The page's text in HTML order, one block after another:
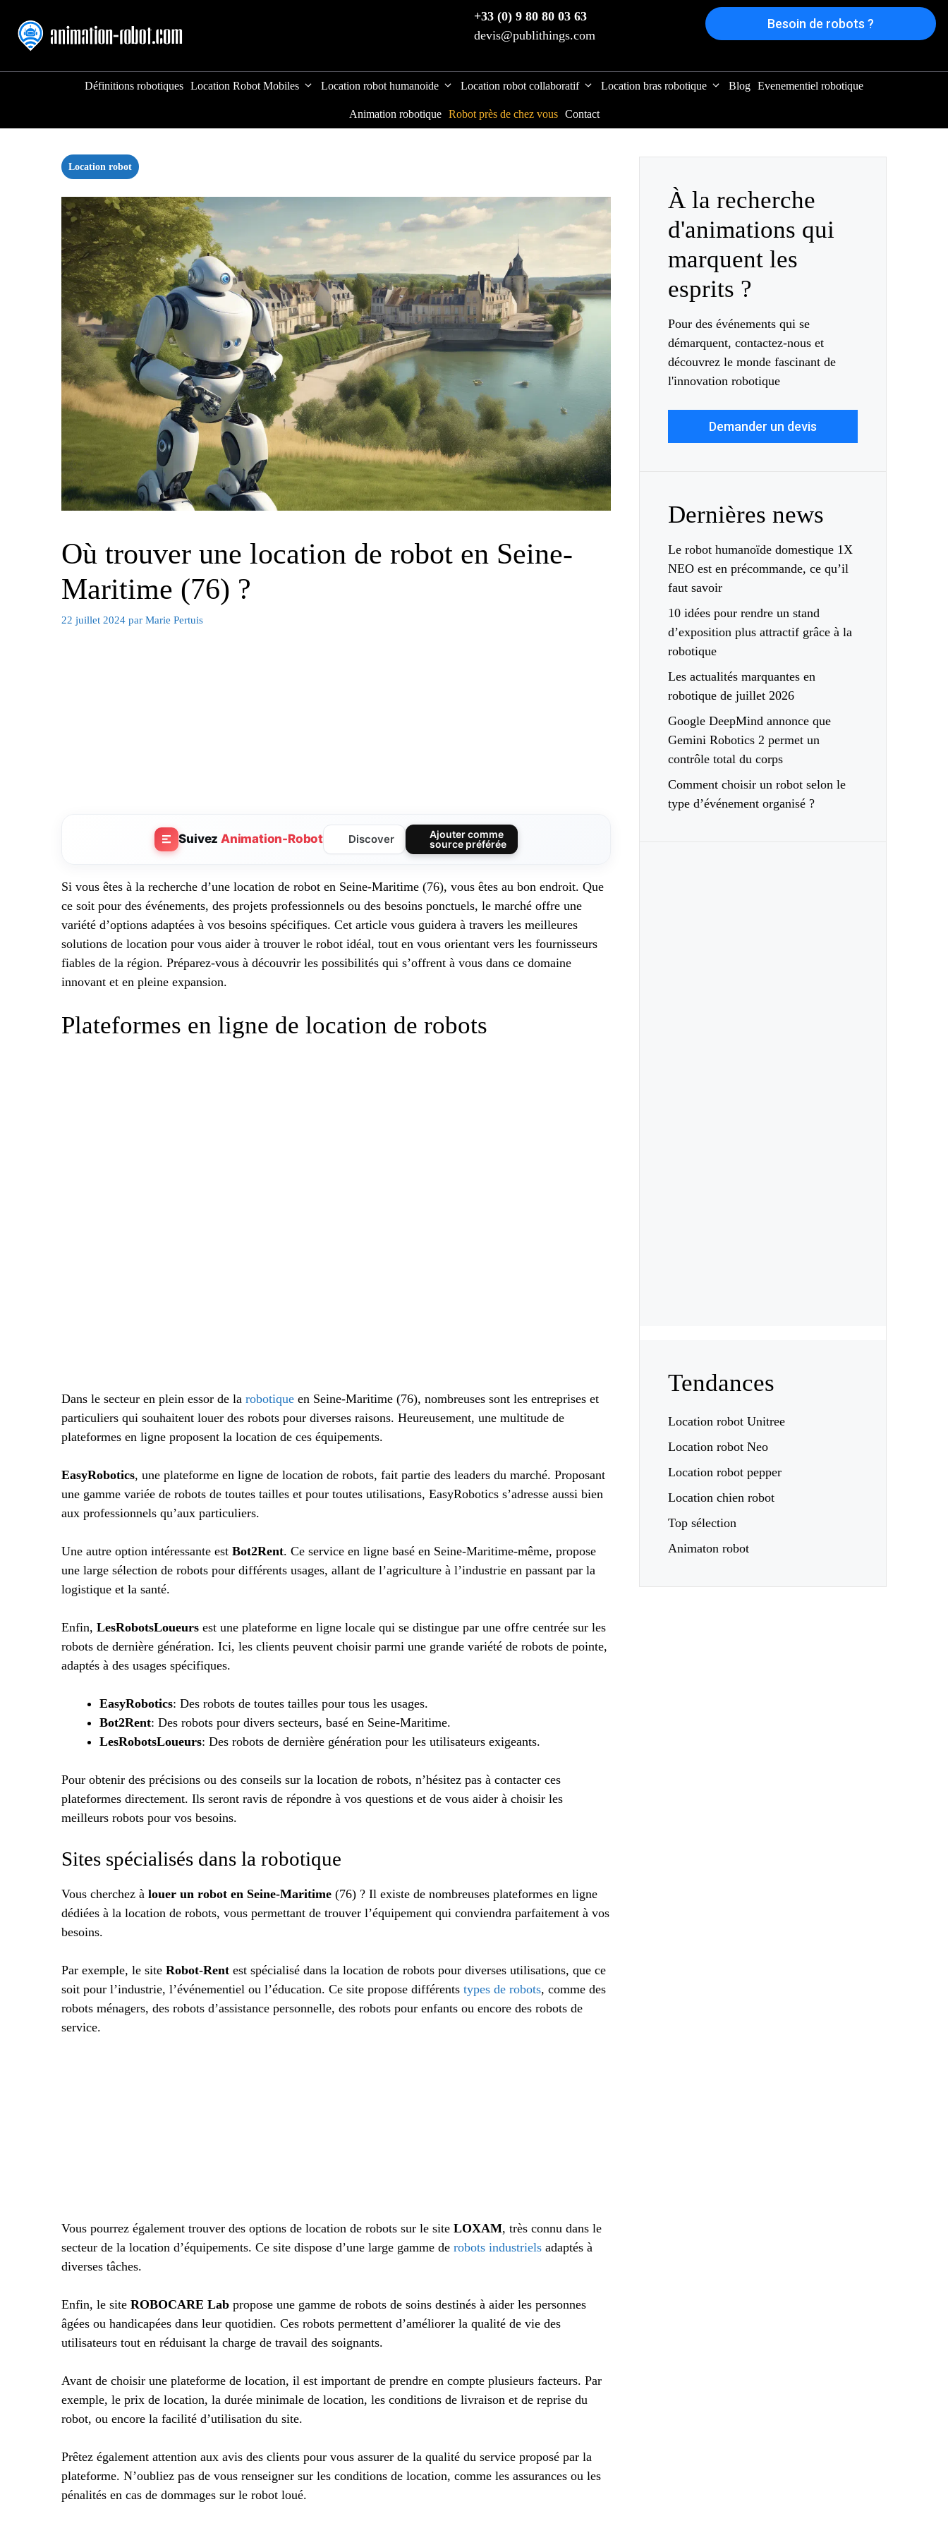
contenu
+33 (0) 9 80 80 03 63
devis@publithings.com
Besoin de robots ?
Définitions robotiques Location Robot Mobiles Location robot humanoide Location robot collaboratif Location bras robotique Blog Evenementiel robotique
Animation robotique Robot près de chez vous Contact
Location robot
Où trouver une location de robot en Seine-
Maritime (76) ?
22 juillet 2024 par Marie Pertuis
SuivezAnimation-Robot Discover
Ajouter comme
source préférée
Si vous êtes à la recherche d’une location de robot en Seine-Maritime (76), vous êtes au bon endroit. Que
ce soit pour des événements, des projets professionnels ou des besoins ponctuels, le marché offre une
variété d’options adaptées à vos besoins spécifiques. Cet article vous guidera à travers les meilleures
solutions de location pour vous aider à trouver le robot idéal, tout en vous orientant vers les fournisseurs
fiables de la région. Préparez-vous à découvrir les possibilités qui s’offrent à vous dans ce domaine
innovant et en pleine expansion.
Plateformes en ligne de location de robots
Dans le secteur en plein essor de la robotique en Seine-Maritime (76), nombreuses sont les entreprises et
particuliers qui souhaitent louer des robots pour diverses raisons. Heureusement, une multitude de
plateformes en ligne proposent la location de ces équipements.
EasyRobotics, une plateforme en ligne de location de robots, fait partie des leaders du marché. Proposant
une gamme variée de robots de toutes tailles et pour toutes utilisations, EasyRobotics s’adresse aussi bien
aux professionnels qu’aux particuliers.
Une autre option intéressante est Bot2Rent. Ce service en ligne basé en Seine-Maritime-même, propose
une large sélection de robots pour différents usages, allant de l’agriculture à l’industrie en passant par la
logistique et la santé.
Enfin, LesRobotsLoueurs est une plateforme en ligne locale qui se distingue par une offre centrée sur les
robots de dernière génération. Ici, les clients peuvent choisir parmi une grande variété de robots de pointe,
adaptés à des usages spécifiques.
EasyRobotics: Des robots de toutes tailles pour tous les usages.
Bot2Rent: Des robots pour divers secteurs, basé en Seine-Maritime.
LesRobotsLoueurs: Des robots de dernière génération pour les utilisateurs exigeants.
Pour obtenir des précisions ou des conseils sur la location de robots, n’hésitez pas à contacter ces
plateformes directement. Ils seront ravis de répondre à vos questions et de vous aider à choisir les
meilleurs robots pour vos besoins.
Sites spécialisés dans la robotique
Vous cherchez à louer un robot en Seine-Maritime (76) ? Il existe de nombreuses plateformes en ligne
dédiées à la location de robots, vous permettant de trouver l’équipement qui conviendra parfaitement à vos
besoins.
Par exemple, le site Robot-Rent est spécialisé dans la location de robots pour diverses utilisations, que ce
soit pour l’industrie, l’événementiel ou l’éducation. Ce site propose différents types de robots, comme des
robots ménagers, des robots d’assistance personnelle, des robots pour enfants ou encore des robots de
service.
Vous pourrez également trouver des options de location de robots sur le site LOXAM, très connu dans le
secteur de la location d’équipements. Ce site dispose d’une large gamme de robots industriels adaptés à
diverses tâches.
Enfin, le site ROBOCARE Lab propose une gamme de robots de soins destinés à aider les personnes
âgées ou handicapées dans leur quotidien. Ces robots permettent d’améliorer la qualité de vie des
utilisateurs tout en réduisant la charge de travail des soignants.
Avant de choisir une plateforme de location, il est important de prendre en compte plusieurs facteurs. Par
exemple, le prix de location, la durée minimale de location, les conditions de livraison et de reprise du
robot, ou encore la facilité d’utilisation du site.
Prêtez également attention aux avis des clients pour vous assurer de la qualité du service proposé par la
plateforme. N’oubliez pas de vous renseigner sur les conditions de location, comme les assurances ou les
pénalités en cas de dommages sur le robot loué.
À la recherche
d'animations qui
marquent les
esprits ?
Pour des événements qui se
démarquent, contactez-nous et
découvrez le monde fascinant de
l'innovation robotique
Demander un devis
Dernières news
Le robot humanoïde domestique 1X
NEO est en précommande, ce qu’il
faut savoir
10 idées pour rendre un stand
d’exposition plus attractif grâce à la
robotique
Les actualités marquantes en
robotique de juillet 2026
Google DeepMind annonce que
Gemini Robotics 2 permet un
contrôle total du corps
Comment choisir un robot selon le
type d’événement organisé ?
Tendances
Location robot Unitree
Location robot Neo
Location robot pepper
Location chien robot
Top sélection
Animaton robot